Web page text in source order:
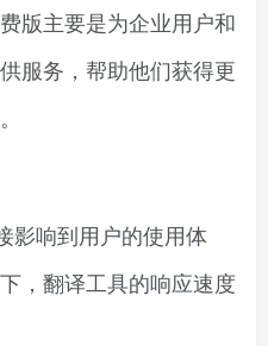
版主要是为企业用户和
服务，帮助他们获得更
影响到用户的使用体
，翻译工具的响应速度